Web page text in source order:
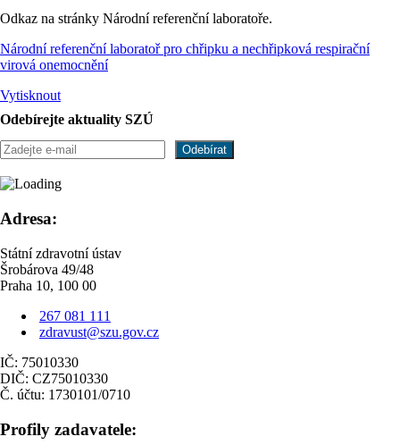
Odkaz na stránky Národní referenční laboratoře.
Národní referenční laboratoř pro chřipku a nechřipková respirační
virová onemocnění
Vytisknout
Odebírejte aktuality SZÚ
Adresa:
Státní zdravotní ústav
Šrobárova 49/48
Praha 10, 100 00
267 081 111
zdravust@szu.gov.cz
IČ: 75010330
DIČ: CZ75010330
Č. účtu: 1730101/0710
Profily zadavatele: